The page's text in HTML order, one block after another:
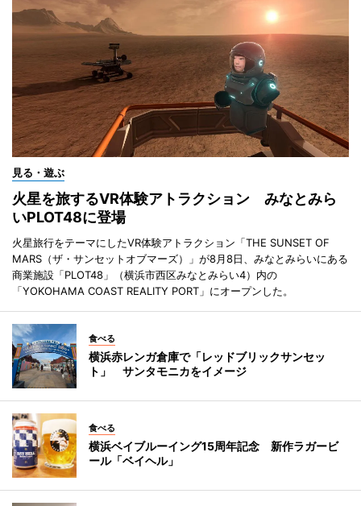
見る・遊ぶ
火星を旅するVR体験アトラクション みなとみら
いPLOT48に登場
火星旅行をテーマにしたVR体験アトラクション「THE SUNSET OF
MARS（ザ・サンセットオブマーズ）」が8月8日、みなとみらいにある
商業施設「PLOT48」（横浜市西区みなとみらい4）内の
「YOKOHAMA COAST REALITY PORT」にオープンした。
食べる
横浜赤レンガ倉庫で「レッドブリックサンセッ
ト」 サンタモニカをイメージ
食べる
横浜ベイブルーイング15周年記念 新作ラガービ
ール「ベイヘル」